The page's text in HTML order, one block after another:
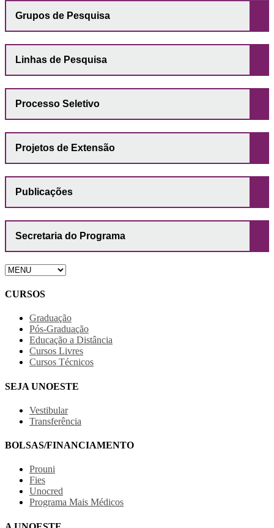
Grupos de Pesquisa
Linhas de Pesquisa
Processo Seletivo
Projetos de Extensão
Publicações
Secretaria do Programa
CURSOS
Graduação
Pós-Graduação
Educação a Distância
Cursos Livres
Cursos Técnicos
SEJA UNOESTE
Vestibular
Transferência
BOLSAS/FINANCIAMENTO
Prouni
Fies
Unocred
Programa Mais Médicos